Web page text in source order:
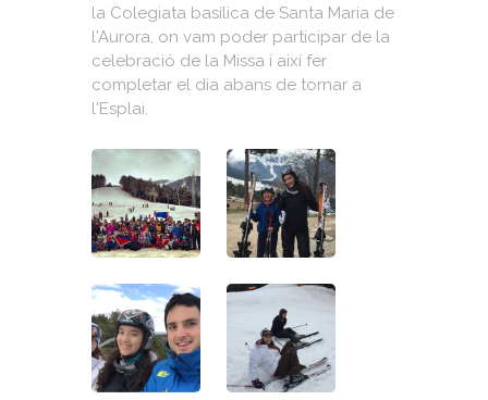
la Colegiata basílica de Santa Maria de
l'Aurora, on vam poder participar de la
celebració de la Missa i així fer
completar el dia abans de tornar a
l'Esplai.